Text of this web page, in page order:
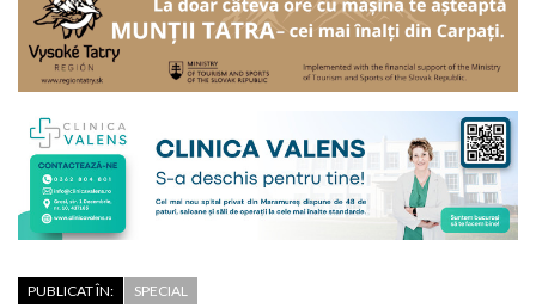
PUBLICAT ÎN: SPECIAL